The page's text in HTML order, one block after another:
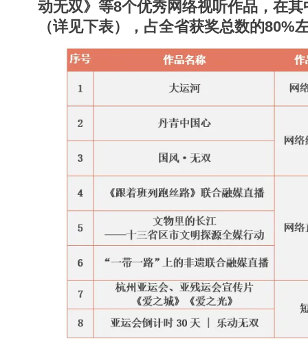
动无双》等8个优秀网络视听作品，在
（详见下表），占全省获奖总数的80%